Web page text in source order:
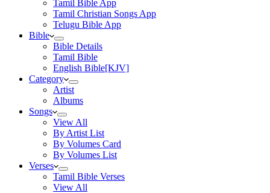
Tamil Bible App
Tamil Christian Songs App
Telugu Bible App
Bible
Bible Details
Tamil Bible
English Bible[KJV]
Category
Artist
Albums
Songs
View All
By Artist List
By Volumes Card
By Volumes List
Verses
Tamil Bible Verses
View All